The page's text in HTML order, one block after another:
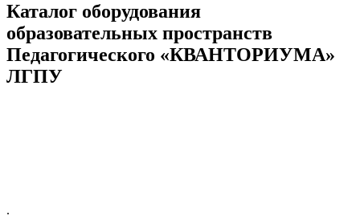
Каталог оборудования
образовательных пространств
Педагогического «КВАНТОРИУМА»
ЛГПУ
.